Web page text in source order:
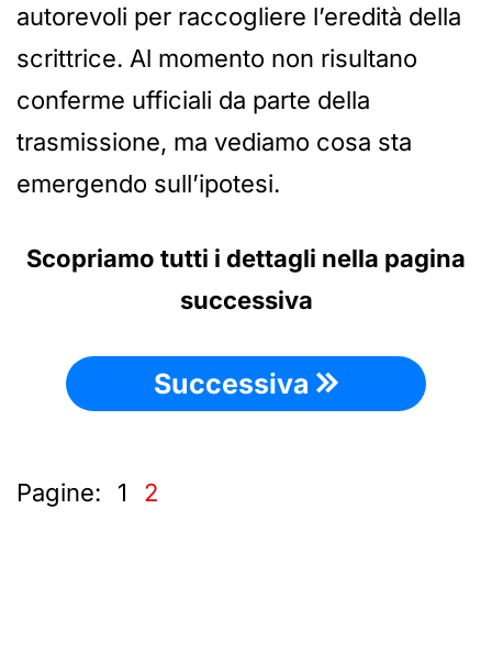
autorevoli per raccogliere l’eredità della
scrittrice. Al momento non risultano
conferme ufficiali da parte della
trasmissione, ma vediamo cosa sta
emergendo sull’ipotesi.
Scopriamo tutti i dettagli nella pagina
successiva
Successiva
Pagine: 1 2